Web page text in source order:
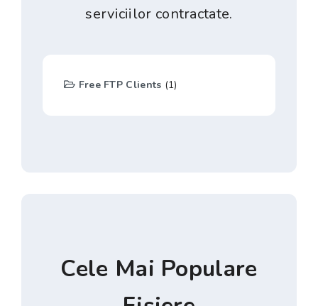
serviciilor contractate.
Free FTP Clients (1)
Cele Mai Populare